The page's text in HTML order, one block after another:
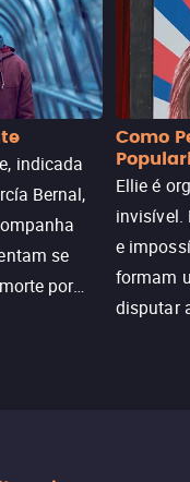
indicada
Bernal,
se
por
Como
Ellie é
invisível.
e
formam
disputar